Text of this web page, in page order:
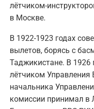
лётчиком-
в Москве.
В 1922-1923 годах
вылетов, борясь с
Таджикистане. В 1926
лётчиком
начальника
комиссии принимал в